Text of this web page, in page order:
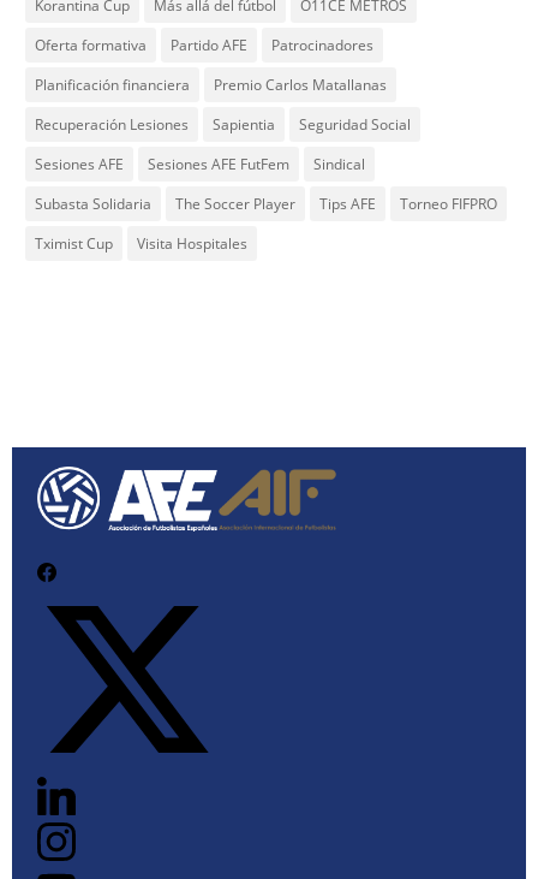
Korantina Cup
Más allá del fútbol
O11CE METROS
Oferta formativa
Partido AFE
Patrocinadores
Planificación financiera
Premio Carlos Matallanas
Recuperación Lesiones
Sapientia
Seguridad Social
Sesiones AFE
Sesiones AFE FutFem
Sindical
Subasta Solidaria
The Soccer Player Tips AFE
Torneo FIFPRO
Tximist Cup
Visita Hospitales